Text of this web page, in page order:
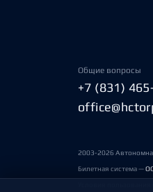
Общие вопросы
+7 (831)
2003-2026
Билетная система —